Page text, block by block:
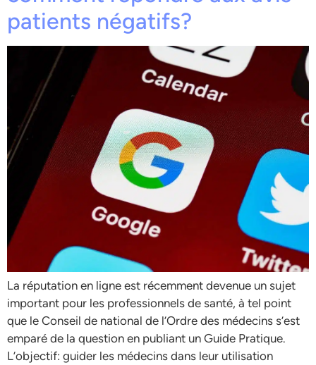
patients négatifs?
La réputation en ligne est récemment devenue un sujet
important pour les professionnels de santé, à tel point
que le Conseil de national de l’Ordre des médecins s’est
emparé de la question en publiant un Guide Pratique.
L’objectif: guider les médecins dans leur utilisation